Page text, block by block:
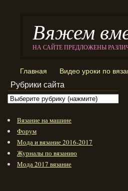
Вяжем
НА САЙТЕ ПРЕДЛОЖЕНЫ
Главная Видео уроки по
Рубрики сайта
Вязание на машине
Форум
Мода и вязание 2016-2017
Журналы по вязанию
Мода 2017 вязание